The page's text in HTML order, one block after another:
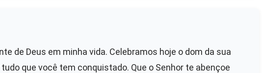
de Deus em minha vida. Celebramos hoje o dom da sua
que você tem conquistado. Que o Senhor te abençoe